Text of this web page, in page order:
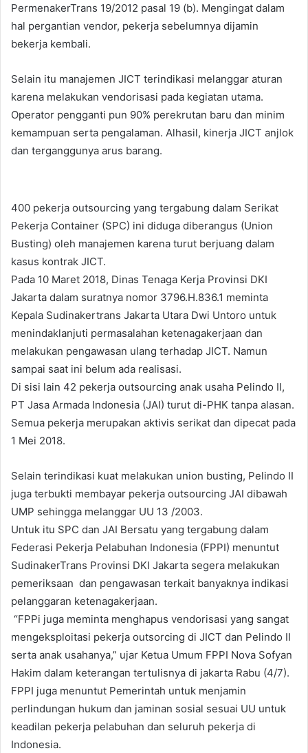
PermenakerTrans 19/2012 pasal 19 (b). Mengingat dalam
hal pergantian vendor, pekerja sebelumnya dijamin
bekerja kembali.
Selain itu manajemen JICT terindikasi melanggar aturan
karena melakukan vendorisasi pada kegiatan utama.
Operator pengganti pun 90% perekrutan baru dan minim
kemampuan serta pengalaman. Alhasil, kinerja JICT anjlok
dan terganggunya arus barang.
400 pekerja outsourcing yang tergabung dalam Serikat
Pekerja Container (SPC) ini diduga diberangus (Union
Busting) oleh manajemen karena turut berjuang dalam
kasus kontrak JICT.
Pada 10 Maret 2018, Dinas Tenaga Kerja Provinsi DKI
Jakarta dalam suratnya nomor 3796.H.836.1 meminta
Kepala Sudinakertrans Jakarta Utara Dwi Untoro untuk
menindaklanjuti permasalahan ketenagakerjaan dan
melakukan pengawasan ulang terhadap JICT. Namun
sampai saat ini belum ada realisasi.
Di sisi lain 42 pekerja outsourcing anak usaha Pelindo II,
PT Jasa Armada Indonesia (JAI) turut di-PHK tanpa alasan.
Semua pekerja merupakan aktivis serikat dan dipecat pada
1 Mei 2018.
Selain terindikasi kuat melakukan union busting, Pelindo II
juga terbukti membayar pekerja outsourcing JAI dibawah
UMP sehingga melanggar UU 13 /2003.
Untuk itu SPC dan JAI Bersatu yang tergabung dalam
Federasi Pekerja Pelabuhan Indonesia (FPPI) menuntut
SudinakerTrans Provinsi DKI Jakarta segera melakukan
pemeriksaan dan pengawasan terkait banyaknya indikasi
pelanggaran ketenagakerjaan.
“FPPi juga meminta menghapus vendorisasi yang sangat
mengeksploitasi pekerja outsorcing di JICT dan Pelindo II
serta anak usahanya,” ujar Ketua Umum FPPI Nova Sofyan
Hakim dalam keterangan tertulisnya di jakarta Rabu (4/7).
FPPI juga menuntut Pemerintah untuk menjamin
perlindungan hukum dan jaminan sosial sesuai UU untuk
keadilan pekerja pelabuhan dan seluruh pekerja di
Indonesia.